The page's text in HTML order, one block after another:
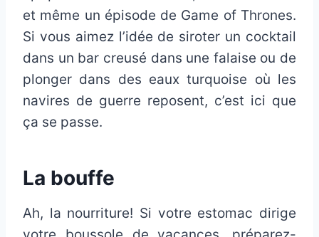
et même un épisode de Game of Thrones.
Si vous aimez l’idée de siroter un cocktail
dans un bar creusé dans une falaise ou de
plonger dans des eaux turquoise où les
navires de guerre reposent, c’est ici que
ça se passe.
La bouffe
Ah, la nourriture! Si votre estomac dirige